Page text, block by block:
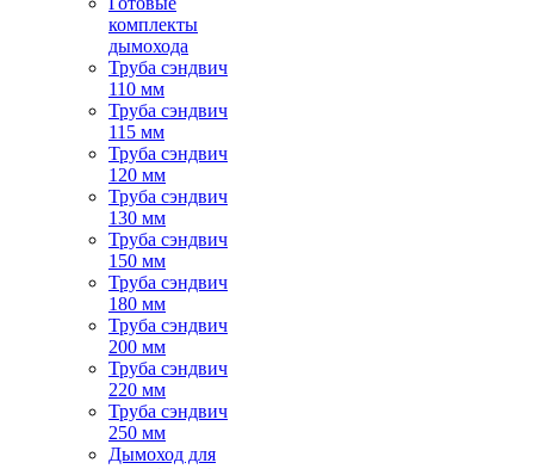
комплекты
дымохода
Труба сэндвич
110 мм
Труба сэндвич
115 мм
Труба сэндвич
120 мм
Труба сэндвич
130 мм
Труба сэндвич
150 мм
Труба сэндвич
180 мм
Труба сэндвич
200 мм
Труба сэндвич
220 мм
Труба сэндвич
250 мм
Дымоход для